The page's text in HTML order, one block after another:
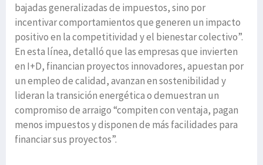
bajadas generalizadas de impuestos, sino por
incentivar comportamientos que generen un impacto
positivo en la competitividad y el bienestar colectivo”.
En esta línea, detalló que las empresas que invierten
en I+D, financian proyectos innovadores, apuestan por
un empleo de calidad, avanzan en sostenibilidad y
lideran la transición energética o demuestran un
compromiso de arraigo “compiten con ventaja, pagan
menos impuestos y disponen de más facilidades para
financiar sus proyectos”.